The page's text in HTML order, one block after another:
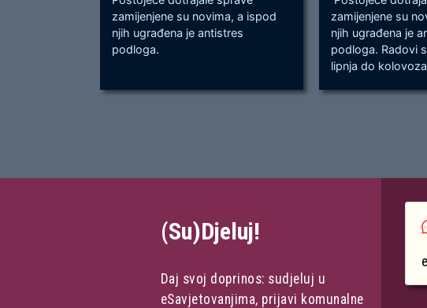
zamijenjene su novima, a ispod
njih ugrađena je antistres
podloga.
zamijenjene su
njih ugrađena je
podloga. Radovi
lipnja do
(Su)Djeluj!
Daj svoj doprinos: sudjeluj u
eSavjetovanjima, prijavi komunalne